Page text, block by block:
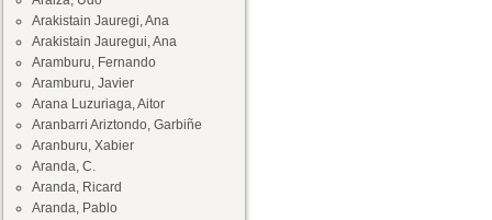
Arakistain Jauregi, Ana
Arakistain Jauregui, Ana
Aramburu, Fernando
Aramburu, Javier
Arana Luzuriaga, Aitor
Aranbarri Ariztondo, Garbiñe
Aranburu, Xabier
Aranda, C.
Aranda, Ricard
Aranda, Pablo